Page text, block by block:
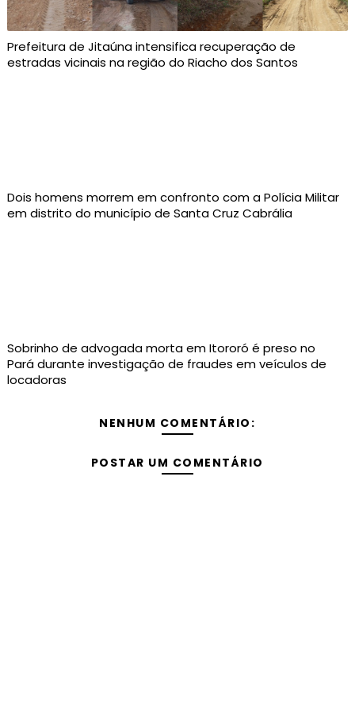
Prefeitura de Jitaúna intensifica recuperação de
estradas vicinais na região do Riacho dos Santos
Dois homens morrem em confronto com a Polícia Militar
em distrito do município de Santa Cruz Cabrália
Sobrinho de advogada morta em Itororó é preso no
Pará durante investigação de fraudes em veículos de
locadoras
NENHUM COMENTÁRIO:
POSTAR UM COMENTÁRIO